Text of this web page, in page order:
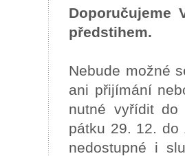
Doporučujeme
předstihem.
Nebude možné
ani přijímání
nutné vyřídit do
pátku 29. 12. do
nedostupné i